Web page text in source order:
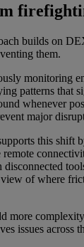
builds on
them.
monitoring
patterns that
whenever
major
this shift
view of where
more
issues across